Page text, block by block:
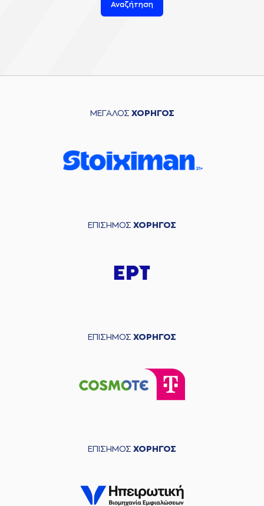
Αναζήτηση
ΜΕΓΑΛΟΣ ΧΟΡΗΓΟΣ
ΕΠΙΣΗΜΟΣ ΧΟΡΗΓΟΣ
ΕΠΙΣΗΜΟΣ ΧΟΡΗΓΟΣ
ΕΠΙΣΗΜΟΣ ΧΟΡΗΓΟΣ